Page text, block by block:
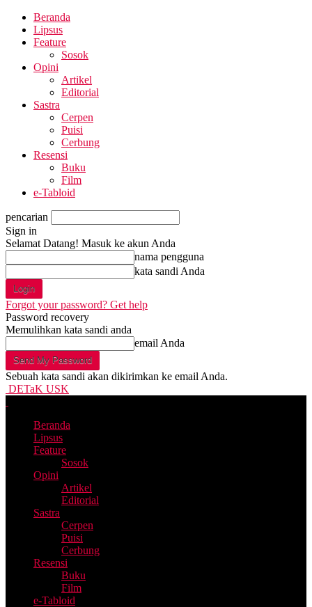
Beranda
Lipsus
Feature
Sosok
Opini
Artikel
Editorial
Sastra
Cerpen
Puisi
Cerbung
Resensi
Buku
Film
e-Tabloid
pencarian
Sign in
Selamat Datang! Masuk ke akun Anda
nama pengguna
kata sandi Anda
Forgot your password? Get help
Password recovery
Memulihkan kata sandi anda
email Anda
Sebuah kata sandi akan dikirimkan ke email Anda.
DETaK USK
Beranda
Lipsus
Feature
Sosok
Opini
Artikel
Editorial
Sastra
Cerpen
Puisi
Cerbung
Resensi
Buku
Film
e-Tabloid